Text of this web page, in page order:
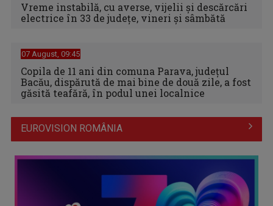
Vreme instabilă, cu averse, vijelii şi descărcări
electrice în 33 de judeţe, vineri şi sâmbătă
07 August, 09:45
Copila de 11 ani din comuna Parava, judeţul
Bacău, dispărută de mai bine de două zile, a fost
găsită teafără, în podul unei localnice
EUROVISION ROMÂNIA